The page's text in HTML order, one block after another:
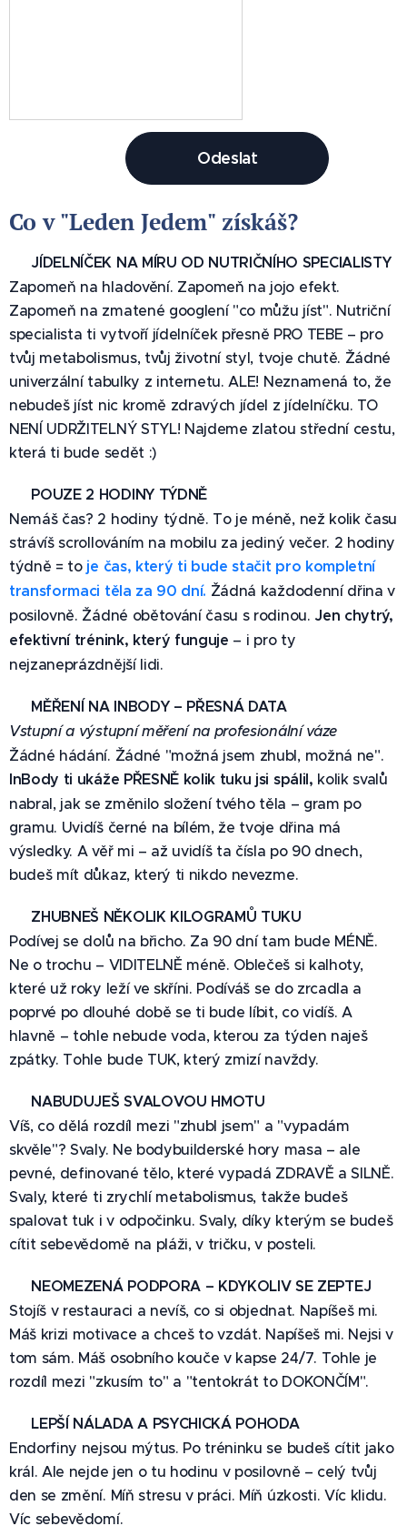
Odeslat
Co v "Leden Jedem" získáš? 🎁
🍽️ JÍDELNÍČEK NA MÍRU OD NUTRIČNÍHO SPECIALISTY
Zapomeň na hladovění. Zapomeň na jojo efekt.
Zapomeň na zmatené googlení "co můžu jíst". Nutriční
specialista ti vytvoří jídelníček přesně PRO TEBE – pro
tvůj metabolismus, tvůj životní styl, tvoje chutě. Žádné
univerzální tabulky z internetu. ALE! Neznamená to, že
nebudeš jíst nic kromě zdravých jídel z jídelníčku. TO
NENÍ UDRŽITELNÝ STYL! Najdeme zlatou střední cestu,
která ti bude sedět :)
⏰ POUZE 2 HODINY TÝDNĚ
Nemáš čas? 2 hodiny týdně. To je méně, než kolik času
strávíš scrollováním na mobilu za jediný večer. 2 hodiny
týdně = to je čas, který ti bude stačit pro kompletní
transformaci těla za 90 dní. Žádná každodenní dřina v
posilovně. Žádné obětování času s rodinou. Jen chytrý,
efektivní trénink, který funguje – i pro ty
nejzaneprázdnější lidi.
📊 MĚŘENÍ NA INBODY – PŘESNÁ DATA
Vstupní a výstupní měření na profesionální váze
Žádné hádání. Žádné "možná jsem zhubl, možná ne".
InBody ti ukáže PŘESNĚ kolik tuku jsi spálil, kolik svalů
nabral, jak se změnilo složení tvého těla – gram po
gramu. Uvidíš černé na bílém, že tvoje dřina má
výsledky. A věř mi – až uvidíš ta čísla po 90 dnech,
budeš mít důkaz, který ti nikdo nevezme.
ZHUBNEŠ NĚKOLIK KILOGRAMŮ TUKU
Podívej se dolů na břicho. Za 90 dní tam bude MÉNĚ.
Ne o trochu – VIDITELNĚ méně. Oblečeš si kalhoty,
které už roky leží ve skříni. Podíváš se do zrcadla a
poprvé po dlouhé době se ti bude líbit, co vidíš. A
hlavně – tohle nebude voda, kterou za týden naješ
zpátky. Tohle bude TUK, který zmizí navždy.
NABUDUJEŠ SVALOVOU HMOTU
Víš, co dělá rozdíl mezi "zhubl jsem" a "vypadám
skvěle"? Svaly. Ne bodybuilderské hory masa – ale
pevné, definované tělo, které vypadá ZDRAVĚ a SILNĚ.
Svaly, které ti zrychlí metabolismus, takže budeš
spalovat tuk i v odpočinku. Svaly, díky kterým se budeš
cítit sebevědomě na pláži, v tričku, v posteli.
NEOMEZENÁ PODPORA – KDYKOLIV SE ZEPTEJ
Stojíš v restauraci a nevíš, co si objednat. Napíšeš mi.
Máš krizi motivace a chceš to vzdát. Napíšeš mi. Nejsi v
tom sám. Máš osobního kouče v kapse 24/7. Tohle je
rozdíl mezi "zkusím to" a "tentokrát to DOKONČÍM".
😊 LEPŠÍ NÁLADA A PSYCHICKÁ POHODA
Endorfiny nejsou mýtus. Po tréninku se budeš cítit jako
král. Ale nejde jen o tu hodinu v posilovně – celý tvůj
den se změní. Míň stresu v práci. Míň úzkosti. Víc klidu.
Víc sebevědomí.